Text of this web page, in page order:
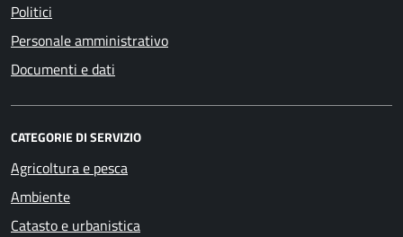
Politici
Personale amministrativo
Documenti e dati
CATEGORIE DI SERVIZIO
Agricoltura e pesca
Ambiente
Catasto e urbanistica